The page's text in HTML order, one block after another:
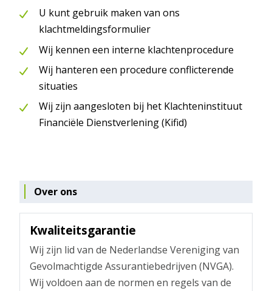
U kunt gebruik maken van ons
klachtmeldingsformulier
Wij kennen een interne klachtenprocedure
Wij hanteren een procedure conflicterende
situaties
Wij zijn aangesloten bij het Klachteninstituut
Financiële Dienstverlening (Kifid)
Over ons
Kwaliteitsgarantie
Wij zijn lid van de Nederlandse Vereniging van
Gevolmachtigde Assurantiebedrijven (NVGA).
Wij voldoen aan de normen en regels van de